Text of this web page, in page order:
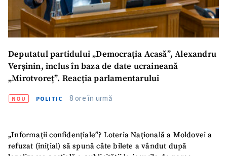
Deputatul partidului „Democrația Acasă”, Alexandru
Verșinin, inclus în baza de date ucraineană
„Mirotvoreț”. Reacția parlamentarului
NOU POLITIC 8 ore în urmă
„Informații confidențiale”? Loteria Națională a Moldovei a
refuzat (inițial) să spună câte bilete a vândut după